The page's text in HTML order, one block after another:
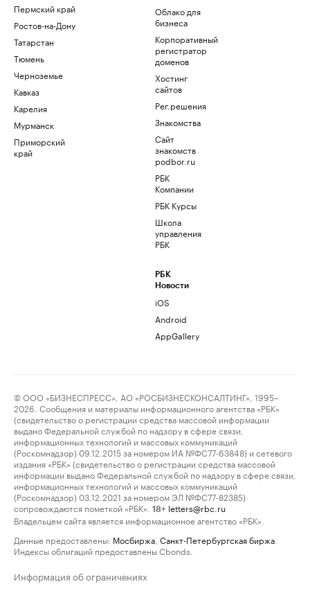
Пермский край
Ростов-на-Дону
Татарстан
Тюмень
Черноземье
Кавказ
Карелия
Мурманск
Приморский
край
Облако для
бизнеса
Корпоративный
регистратор
доменов
Хостинг
сайтов
Рег.решения
Знакомства
Сайт
знакомств
podbor.ru
РБК
Компании
РБК Курсы
Школа
управления
РБК
РБК
Новости
iOS
Android
AppGallery
© ООО «БИЗНЕСПРЕСС», АО «РОСБИЗНЕСКОНСАЛТИНГ», 1995–
2026. Сообщения и материалы информационного агентства «РБК»
(свидетельство о регистрации средства массовой информации
выдано Федеральной службой по надзору в сфере связи,
информационных технологий и массовых коммуникаций
(Роскомнадзор) 09.12.2015 за номером ИА №ФС77-63848) и сетевого
издания «РБК» (свидетельство о регистрации средства массовой
информации выдано Федеральной службой по надзору в сфере связи,
информационных технологий и массовых коммуникаций
(Роскомнадзор) 03.12.2021 за номером ЭЛ №ФС77-82385)
сопровождаются пометкой «РБК».
18+ letters@rbc.ru
Владельцем сайта является информационное агентство «РБК».
Данные предоставлены: Мосбиржа Санкт-Петербургская биржа
Индексы облигаций предоставлены Cbonds.
Информация об ограничениях